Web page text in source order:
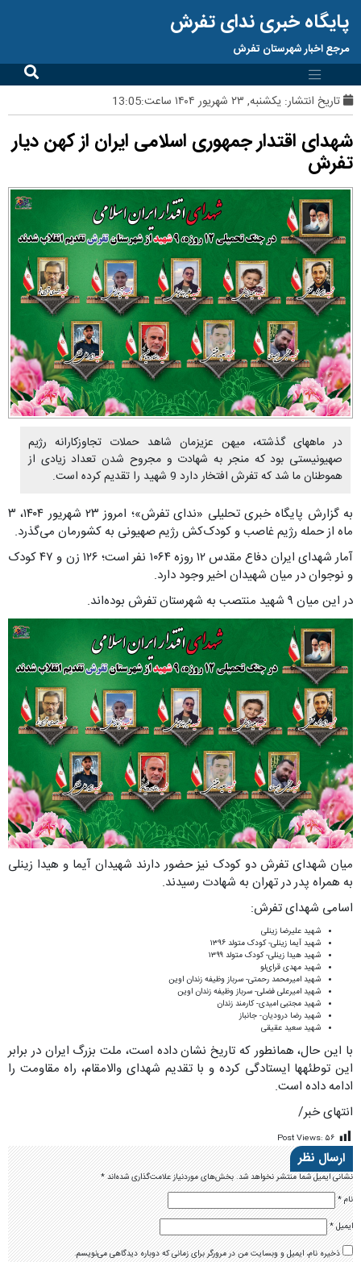
پایگاه خبری ندای تفرش
مرجع اخبار شهرستان تفرش
تاریخ انتشار: یکشنبه, ۲۳ شهریور ۱۴۰۴ ساعت:13:05
شهدای اقتدار جمهوری اسلامی ایران از کهن دیار
تفرش
در ماههای گذشته، میهن عزیزمان شاهد حملات تجاوزکارانه رژیم
صهیونیستی بود که منجر به شهادت و مجروح شدن تعداد زیادی از
هموطنان ما شد که تفرش افتخار دارد 9 شهید را تقدیم کرده است.
به گزارش پایگاه خبری تحلیلی «ندای تفرش»؛ امروز ۲۳ شهریور ۱۴۰۴، ۳
ماه از حمله رژیم غاصب و کودک‌کش رژیم صهیونی به کشورمان می‌گذرد.
آمار شهدای ایران دفاع مقدس ۱۲ روزه ۱۰۶۴ نفر است؛ ۱۲۶ زن و ۴۷ کودک
و نوجوان در میان شهیدان اخیر وجود دارد.
در این میان ۹ شهید منتصب به شهرستان تفرش بوده‌اند.
میان شهدای تفرش دو کودک نیز حضور دارند شهیدان آیما و هیدا زینلی
به همراه پدر در تهران به شهادت رسیدند.
اسامی شهدای تفرش:
شهید علیرضا زینلی
شهید آیما زینلی- کودک متولد ۱۳۹۶
شهید هیدا زینلی- کودک متولد ۱۳۹۹
شهید مهدی قرای‌لو
شهید امیرمحمد رحمتی- سرباز وظیفه زندان اوین
شهید امیرعلی فضلی- سرباز وظیفه زندان اوین
شهید مجتبی امیدی- کارمند زندان
شهید رضا درودیان- جانباز
شهید سعید عقیقی
با این حال، همانطور که تاریخ نشان داده است، ملت بزرگ ایران در برابر
این توطئهها ایستادگی کرده و با تقدیم شهدای والامقام، راه مقاومت را
ادامه داده است.
انتهای خبر/
Post Views: ۵۶
ارسال نظر
نشانی ایمیل شما منتشر نخواهد شد.بخش‌های موردنیاز علامت‌گذاری شده‌اند*
نام*
ایمیل*
ذخیره نام، ایمیل و وبسایت من در مرورگر برای زمانی که دوباره دیدگاهی می‌نویسم.